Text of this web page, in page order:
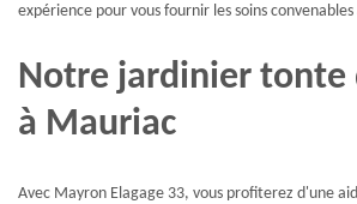
expérience pour vous fournir les soins
Notre jardinier tonte
à Mauriac
Avec Mayron Elagage 33, vous profiterez d'une